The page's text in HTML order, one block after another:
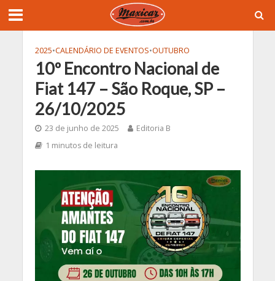
2025•CALENDÁRIO DE EVENTOS•OUTUBRO
10º Encontro Nacional de
Fiat 147 – São Roque, SP –
26/10/2025
23 de junho de 2025
Editoria B
1 minutos de leitura